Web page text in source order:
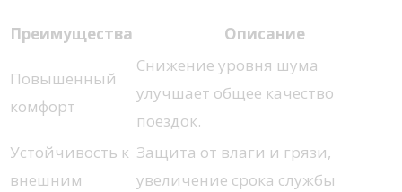
Преимущества Описание
Повышенный
комфорт
Снижение уровня шума
улучшает общее качество
поездок.
Устойчивость к
внешним
Защита от влаги и грязи,
увеличение срока службы